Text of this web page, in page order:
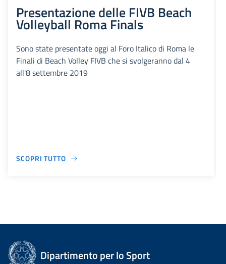
Presentazione delle FIVB Beach
Volleyball Roma Finals
Sono state presentate oggi al Foro Italico di Roma le
Finali di Beach Volley FIVB che si svolgeranno dal 4
all'8 settembre 2019
SCOPRI TUTTO
Dipartimento per lo Sport